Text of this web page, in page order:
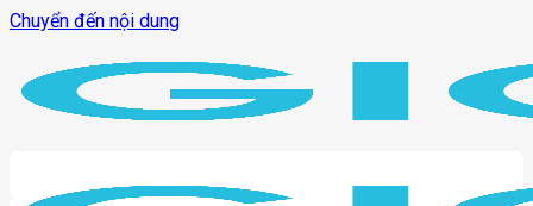
Chuyển đến nội dung